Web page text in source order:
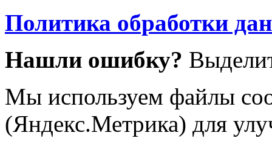
Политика обработки
Нашли ошибку?
Мы используем файлы
(Яндекс.Метрика) для